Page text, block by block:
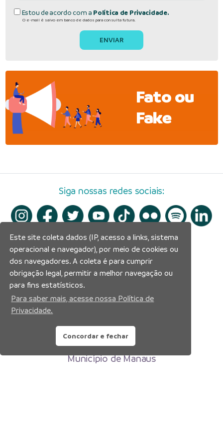
Estou de acordo com a Política de Privacidade.
O e-mail é salvo em banco de dados para consulta futura.
Fato ou
Fake
Siga nossas redes sociais:
Prefeitura Municipal de Manaus
Município de Manaus
Este site coleta dados (IP, acesso a links, sistema
operacional e navegador), por meio de cookies ou
dos navegadores. A coleta é para cumprir
obrigação legal, permitir a melhor navegação ou
para fins estatísticos.
Para saber mais, acesse nossa Política de
Privacidade.
Concordar e fechar